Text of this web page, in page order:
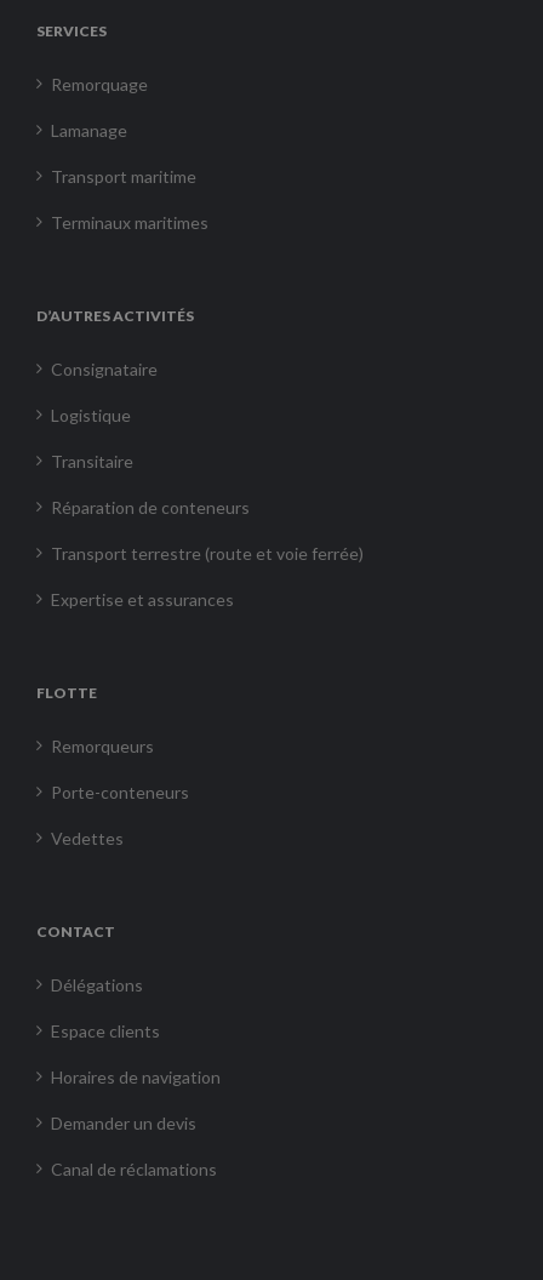
SERVICES
Remorquage
Lamanage
Transport maritime
Terminaux maritimes
D’AUTRES ACTIVITÉS
Consignataire
Logistique
Transitaire
Réparation de conteneurs
Transport terrestre (route et voie ferrée)
Expertise et assurances
FLOTTE
Remorqueurs
Porte-conteneurs
Vedettes
CONTACT
Délégations
Espace clients
Horaires de navigation
Demander un devis
Canal de réclamations